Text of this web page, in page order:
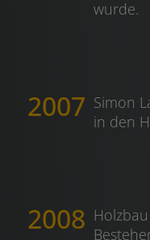
wurde.
2007 Simon
in den
2008